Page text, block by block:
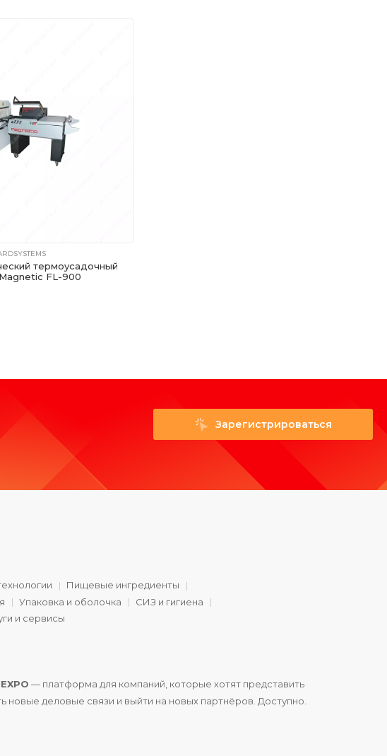
термоусадочный
FL-900
Зарегистрироваться
Пищевые ингредиенты
Упаковка и оболочка
СИЗ и гигиена
и сервисы
— платформа для компаний, которые хотят представить
новые деловые связи и выйти на новых партнёров. Доступно.